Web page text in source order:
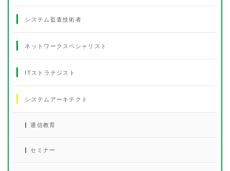
システム監査技術者
ネットワークスペシャリスト
ITストラテジスト
システムアーキテクト
通信教育
セミナー